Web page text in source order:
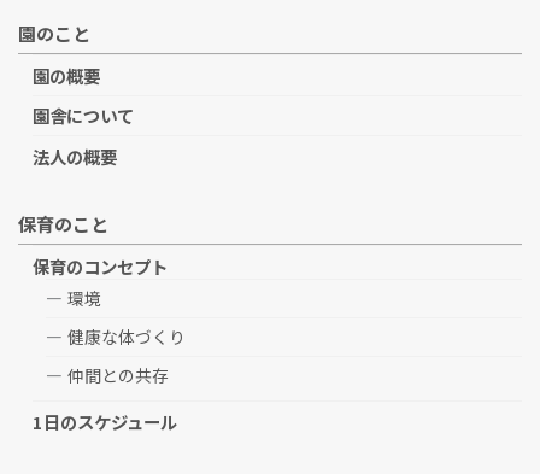
園のこと
園の概要
園舎について
法人の概要
保育のこと
保育のコンセプト
環境
健康な体づくり
仲間との共存
1日のスケジュール